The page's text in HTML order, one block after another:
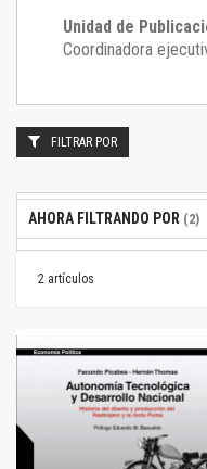
Unidad de
Coordinadora
2 artículos
FILTRAR POR
AHORA FILTRANDO POR